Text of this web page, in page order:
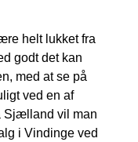
helt lukket fra
godt det kan
med at se på
ved en af
Sjælland vil man
i Vindinge ved